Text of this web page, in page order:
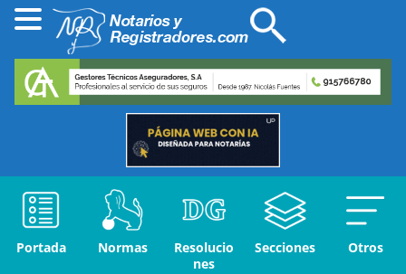
Portada Normas
Resolucio
nes
Secciones Otros